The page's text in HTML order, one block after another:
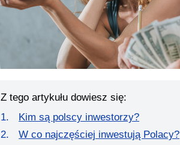
Z tego artykułu dowiesz się:
Kim są polscy inwestorzy?
W co najczęściej inwestują Polacy?